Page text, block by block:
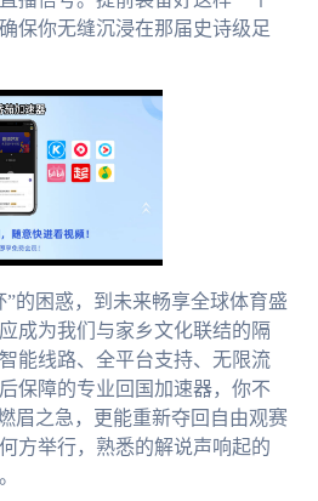
保你无缝沉浸在那届史诗级足
”的困惑，到未来畅享全球体育盛
成为我们与家乡文化联结的隔
能线路、全平台支持、无限流
保障的专业回国加速器，你不
眉之急，更能重新夺回自由观赛
方举行，熟悉的解说声响起的